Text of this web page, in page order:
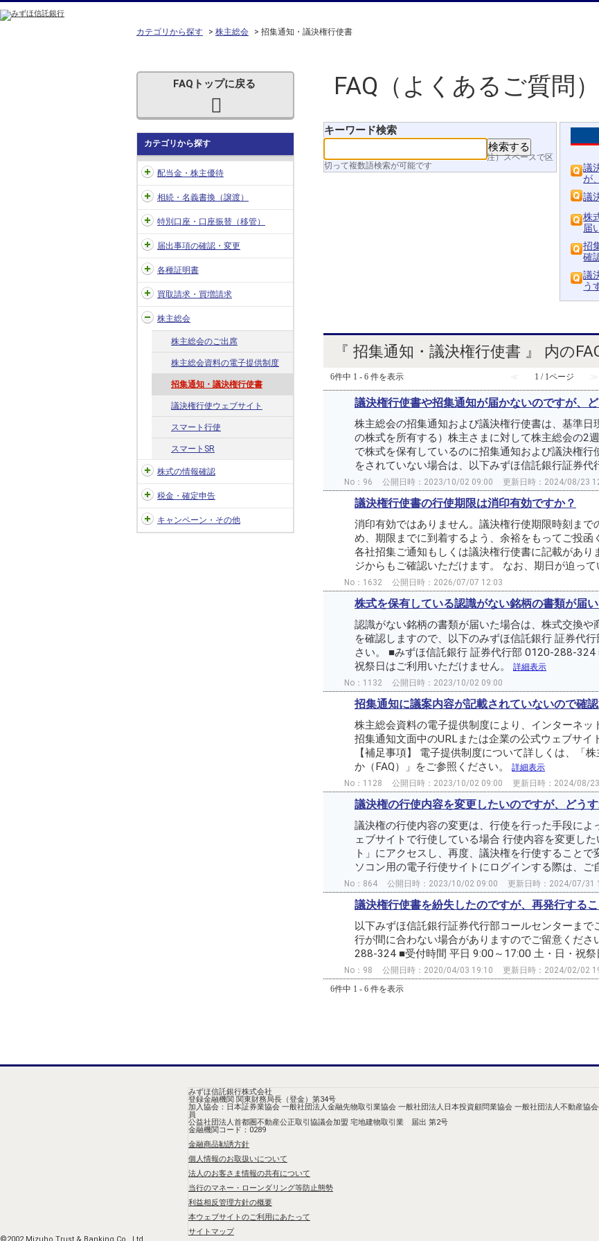
カテゴリから探す > 株主総会 > 招集通知・議決権行使書
FAQトップに戻る
カテゴリから探す
配当金・株主優待
相続・名義書換（譲渡）
特別口座・口座振替（移管）
届出事項の確認・変更
各種証明書
買取請求・買増請求
株主総会
株主総会のご出席
株主総会資料の電子提供制度
招集通知・議決権行使書
議決権行使ウェブサイト
スマート行使
スマートSR
株式の情報確認
税金・確定申告
キャンペーン・その他
FAQ（よくあるご質問）
キーワード検索
注）スペースで区
切って複数語検索が可能です
議
が
議
株
届
招
確
議
う
『 招集通知・議決権行使書 』 内の
6件中 1 - 6 件を表示 ≪ 1 / 1ページ ≫
議決権行使書や招集通知が届かないのですが、
株主総会の招集通知および議決権行使書は、基準
の株式を所有する）株主さまに対して株主総会の2
で株式を保有しているのに招集通知および議決権
をされていない場合は、以下みずほ信託銀行証券代
No：96
公開日時：2023/10/02 09:00 更新日時：2024/08/23
議決権行使書の行使期限は消印有効ですか？
消印有効ではありません。議決権行使期限時刻まで
め、期限までに到着するよう、余裕をもってご投
各社招集ご通知もしくは議決権行使書に記載があ
ジからもご確認いただけます。 なお、期日が迫って
No：1632
公開日時：2026/07/07 12:03
株式を保有している認識がない銘柄の書類が届
認識がない銘柄の書類が届いた場合は、株式交換
を確認しますので、以下のみずほ信託銀行 証券代
さい。 ■みずほ信託銀行 証券代行部 0120-288-324
祝祭日はご利用いただけません。
詳細表示
No：1132
公開日時：2023/10/02 09:00
招集通知に議案内容が記載されていないので確
株主総会資料の電子提供制度により、インターネッ
招集通知文面中のURLまたは企業の公式ウェブサイ
【補足事項】 電子提供制度について詳しくは、「
か（FAQ）」をご参照ください。
詳細表示
No：1128
公開日時：2023/10/02 09:00 更新日時：2024/08/23
議決権の行使内容を変更したいのですが、どう
議決権の行使内容の変更は、行使を行った手段に
ェブサイトで行使している場合 行使内容を変更し
ト」にアクセスし、再度、議決権を行使すること
ソコン用の電子行使サイトにログインする際は、ご
No：864
公開日時：2023/10/02 09:00 更新日時：2024/07/31
議決権行使書を紛失したのですが、再発行する
以下みずほ信託銀行証券代行部コールセンターま
行が間に合わない場合がありますのでご留意くだ
288-324 ■受付時間 平日 9:00～17:00 土・日・祝祭
No：98
公開日時：2020/04/03 19:10
更新日時：2024/02/02
6件中 1 - 6 件を表示
みずほ信託銀行株式会社
登録金融機関 関東財務局長（登金）第34号
加入協会：日本証券業協会 一般社団法人金融先物取引業協会 一般社団法人日本投資顧問業協会 一般社団法人不動産協
員
公益社団法人首都圏不動産公正取引協議会加盟 宅地建物取引業 届出 第2号
金融機関コード：0289
金融商品勧誘方針
個人情報のお取扱いについて
法人のお客さま情報の共有について
当行のマネー・ローンダリング等防止態勢
利益相反管理方針の概要
本ウェブサイトのご利用にあたって
サイトマップ